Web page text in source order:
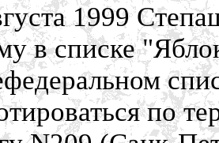
1999
в списке
по